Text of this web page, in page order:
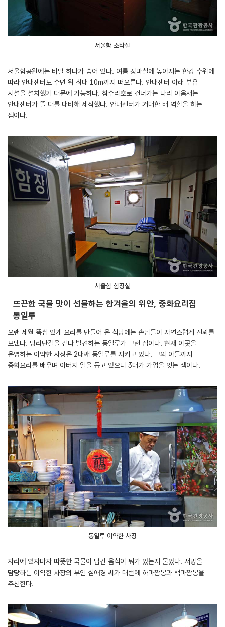
서울함 조타실
서울함공원에는 비밀 하나가 숨어 있다. 여름 장마철에 높아지는 한강 수위에
따라 안내센터도 수면 위 최대 10m까지 떠오른다. 안내센터 아래 부유
시설을 설치했기 때문에 가능하다. 참수리호로 건너가는 다리 이음새는
안내센터가 뜰 때를 대비해 제작했다. 안내센터가 거대한 배 역할을 하는
셈이다.
서울함 함장실
뜨끈한 국물 맛이 선물하는 한겨울의 위안, 중화요리집
동일루
오랜 세월 뚝심 있게 요리를 만들어 온 식당에는 손님들이 자연스럽게 신뢰를
보낸다. 망리단길을 걷다 발견하는 동일루가 그런 집이다. 현재 이곳을
운영하는 이약한 사장은 2대째 동일루를 지키고 있다. 그의 아들까지
중화요리를 배우며 아버지 일을 돕고 있으니 3대가 가업을 잇는 셈이다.
동일루 이약한 사장
자리에 앉자마자 따뜻한 국물이 담긴 음식이 뭐가 있는지 물었다. 서빙을
담당하는 이약한 사장의 부인 심애경 씨가 대번에 하마짬뽕과 백마짬뽕을
추천한다.